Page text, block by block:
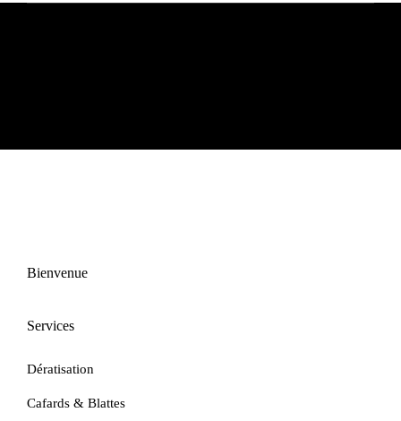
Bienvenue
Services
Dératisation
Cafards & Blattes